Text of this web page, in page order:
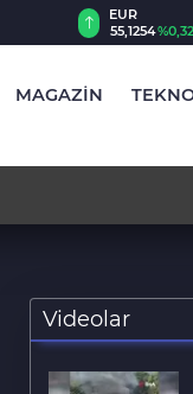
EUR
55,1254%0,32
MAGAZİN
Videolar